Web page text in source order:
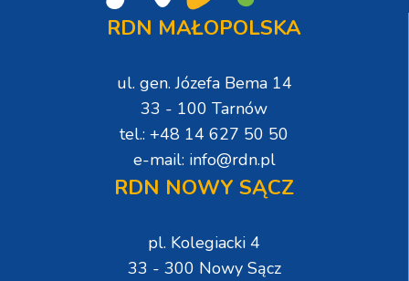
RDN MAŁOPOLSKA
ul. gen. Józefa Bema 14
33 - 100 Tarnów
tel.: +48 14 627 50 50
e-mail: info@rdn.pl
RDN NOWY SĄCZ
pl. Kolegiacki 4
33 - 300 Nowy Sącz